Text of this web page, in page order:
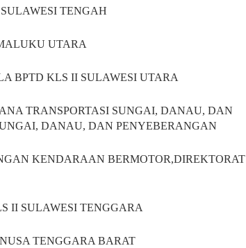
TENGAH
UTARA
BPTD KLS II SULAWESI UTARA
TRANSPORTASI SUNGAI, DANAU, DAN
DANAU, DAN PENYEBERANGAN
KENDARAAN BERMOTOR,DIREKTORAT
II SULAWESI TENGGARA
TENGGARA BARAT